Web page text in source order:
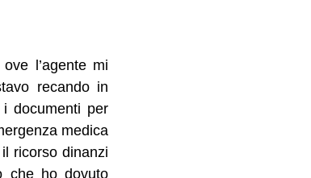
l’agente mi
recando in
documenti per
medica
ricorso dinanzi
che ho dovuto